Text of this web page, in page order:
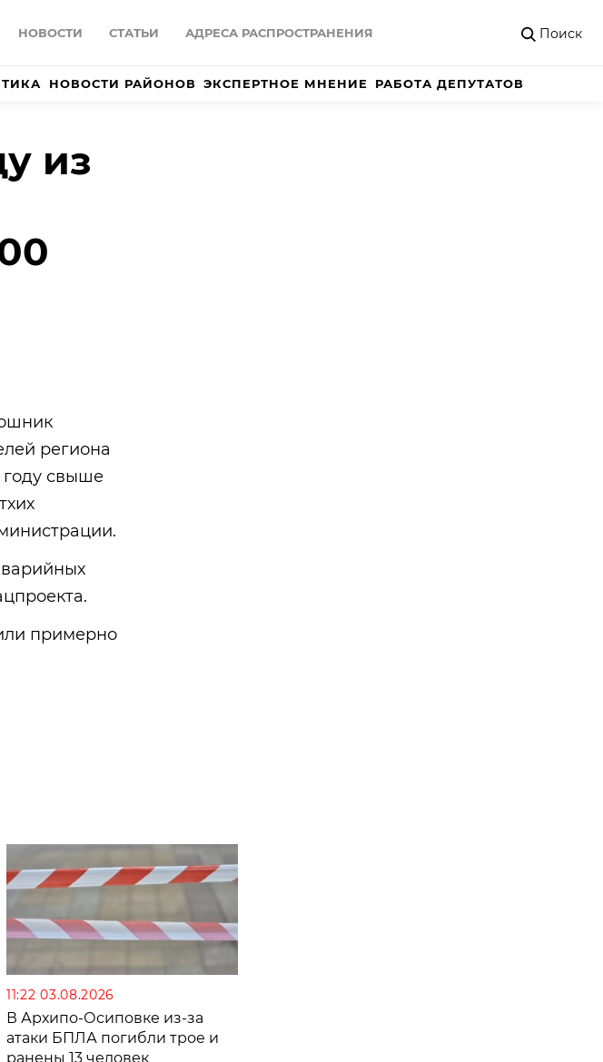
НОВОСТИ СТАТЬИ АДРЕСА РАСПРОСТРАНЕНИЯ Поиск
НОВОСТИ РАЙОНОВ ЭКСПЕРТНОЕ МНЕНИЕ РАБОТА ДЕПУТАТОВ
из
региона
свыше
примерно
11:22 03.08.2026
В Архипо-Осиповке из-за
атаки БПЛА погибли трое и
ранены 13 человек